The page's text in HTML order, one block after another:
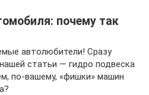
почему так
автолюбители! Сразу
статьи — гидро подвеска
по-вашему, «фишки» машин